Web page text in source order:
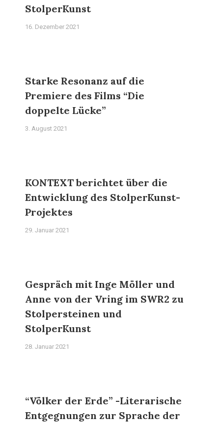
StolperKunst
16. Dezember 2021
Starke Resonanz auf die
Premiere des Films “Die
doppelte Lücke”
3. August 2021
KONTEXT berichtet über die
Entwicklung des StolperKunst-
Projektes
29. Januar 2021
Gespräch mit Inge Möller und
Anne von der Vring im SWR2 zu
Stolpersteinen und
StolperKunst
28. Januar 2021
“Völker der Erde” -Literarische
Entgegnungen zur Sprache der